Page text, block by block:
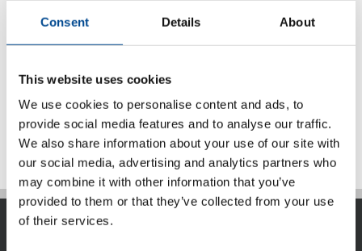
Consent Details About
This website uses cookies
We use cookies to personalise content and ads, to
provide social media features and to analyse our traffic.
We also share information about your use of our site with
our social media, advertising and analytics partners who
may combine it with other information that you’ve
provided to them or that they’ve collected from your use
of their services.
Detaljer